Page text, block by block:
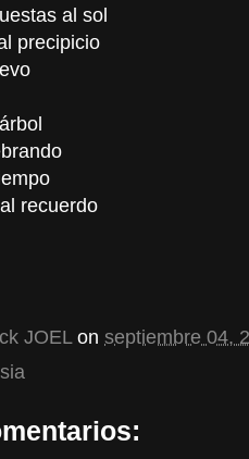
al sol
precipicio
recuerdo
JOEL on septiembre 04,